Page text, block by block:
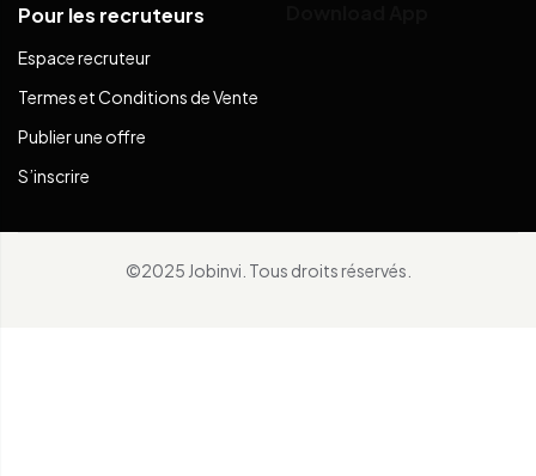
Pour les recruteurs
Espace recruteur
Termes et Conditions de Vente
Publier une offre
S’inscrire
©2025 Jobinvi. Tous droits réservés.